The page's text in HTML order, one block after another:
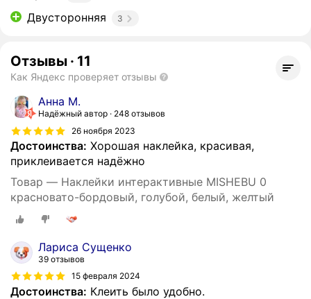
Двусторонняя 3
Отзывы · 11
Как Яндекс проверяет отзывы
Анна М.
Надёжный автор
248 отзывов
26 ноября 2023
Достоинства: Хорошая наклейка, красивая,
приклеивается надёжно
Товар — Наклейки интерактивные MISHEBU 0
красновато-бордовый, голубой, белый, желтый
Лариса Сущенко
39 отзывов
15 февраля 2024
Достоинства: Клеить было удобно.